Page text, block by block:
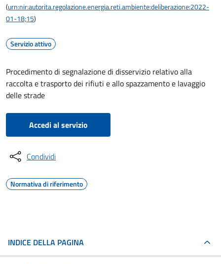
(urn:nir:autorita.regolazione.energia.reti.ambiente:deliberazione:2022-
01-18;15)
Servizio attivo
Procedimento di segnalazione di disservizio relativo alla
raccolta e trasporto dei rifiuti e allo spazzamento e lavaggio
delle strade
Accedi al servizio
Condividi
Normativa di riferimento
INDICE DELLA PAGINA